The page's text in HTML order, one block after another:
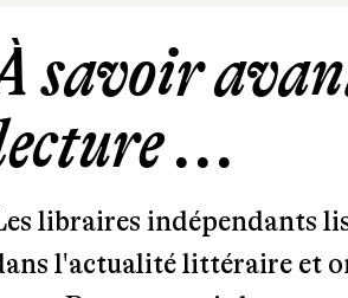
savoir
...
libraires indépendants
l'actualité littéraire et